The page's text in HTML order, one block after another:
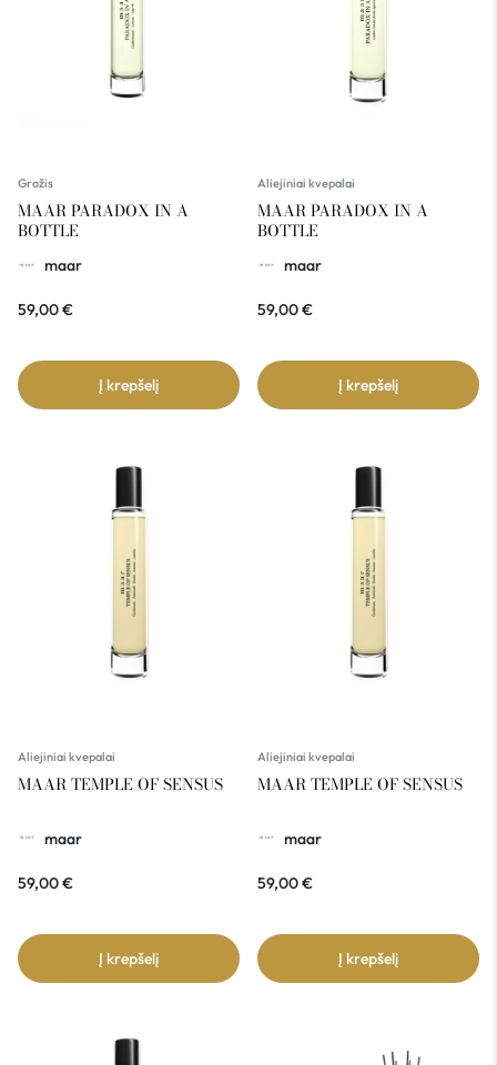
Grožis
MAAR PARADOX IN A
BOTTLE
maar
59,00€
Į krepšelį
Aliejiniai kvepalai
MAAR PARADOX IN A
BOTTLE
maar
59,00€
Į krepšelį
Aliejiniai kvepalai
MAAR TEMPLE OF SENSUS
maar
59,00€
Į krepšelį
Aliejiniai kvepalai
MAAR TEMPLE OF SENSUS
maar
59,00€
Į krepšelį